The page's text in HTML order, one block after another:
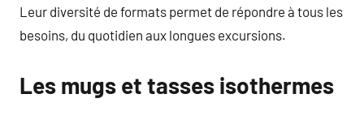
Leur diversité de formats permet de répondre à tous les
besoins, du quotidien aux longues excursions.
Les mugs et tasses isothermes